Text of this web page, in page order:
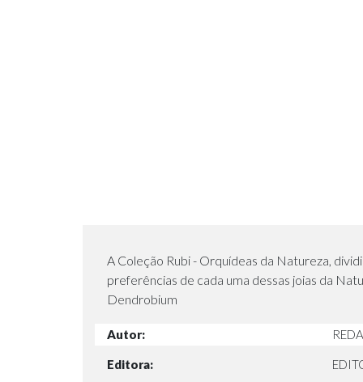
A Coleção Rubi - Orquídeas da Natureza,
preferências de cada uma dessas joias da
Dendrobium
Autor:
Editora: